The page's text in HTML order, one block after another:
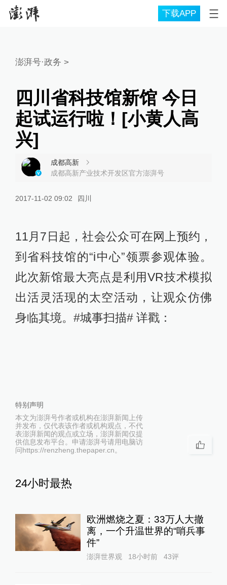
下载APP
澎湃号·政务 >
四川省科技馆新馆 今日
起试运行啦！[小黄人高
兴]
成都高新
成都高新产业技术开发区官方澎湃号
2017-11-02 09:02 四川
11月7日起，社会公众可在网上预约，
到省科技馆的“i中心”领票参观体验。
此次新馆最大亮点是利用VR技术模拟
出活灵活现的太空活动，让观众仿佛
身临其境。#城事扫描# 详戳：
特别声明
本文为澎湃号作者或机构在澎湃新闻上传
并发布，仅代表该作者或机构观点，不代
表澎湃新闻的观点或立场，澎湃新闻仅提
供信息发布平台。申请澎湃号请用电脑访
问https://renzheng.thepaper.cn。
24小时最热
欧洲燃烧之夏：33万人大撤
离，一个升温世界的“哨兵事
件”
澎湃世界观 18小时前 43评